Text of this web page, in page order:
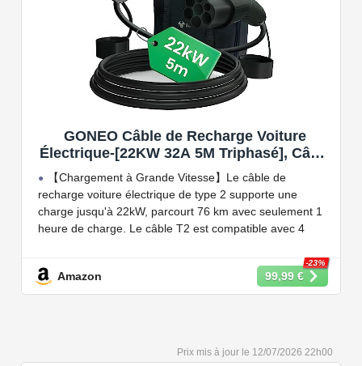
GONEO Câble de Recharge Voiture
Électrique-[22KW 32A 5M Triphasé], Câble
Type 2 à Type 2 EV/PHEV, Câble T2 avec
Sac de Transport, Compatible avec Model
3/S/X/Y, e-208, ID.5, E-Tron, IONIQ 5, Zoe,
etc
【Chargement à Grande Vitesse】Le câble de
recharge voiture électrique de type 2 supporte une
charge jusqu'à 22kW, parcourt 76 km avec seulement 1
heure de charge. Le câble T2 est compatible avec 4
【Conception Sécurisée】Nos câbles type 2 vous
de recharge de type 1, CCS1, CHAdeMO et GB/T.
Amazon 99,99 €
-23%
12/07/2026 22h00